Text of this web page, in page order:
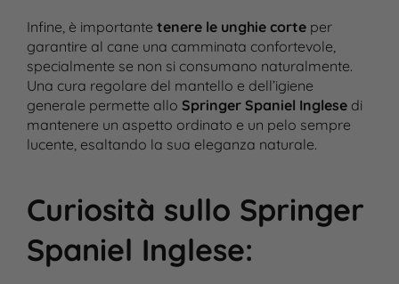
Infine, è importante tenere le unghie corteper
garantire al cane una camminata confortevole,
specialmente se non si consumano naturalmente.
Una cura regolare del mantello e dell’igiene
generale permette allo Springer Spaniel Inglesedi
mantenere un aspetto ordinato e un pelo sempre
lucente, esaltando la sua eleganza naturale.
Curiosità sullo Springer
Spaniel Inglese: